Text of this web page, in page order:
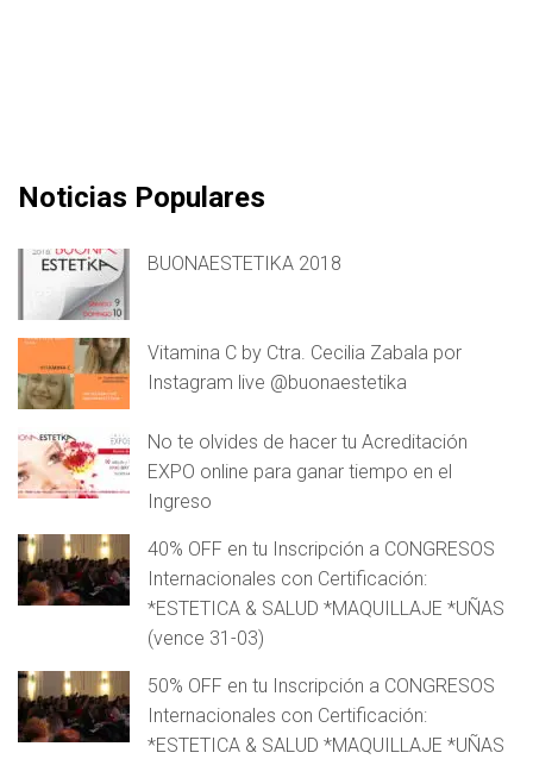
Noticias Populares
BUONAESTETIKA 2018
Vitamina C by Ctra. Cecilia Zabala por
Instagram live @buonaestetika
No te olvides de hacer tu Acreditación
EXPO online para ganar tiempo en el
Ingreso
40% OFF en tu Inscripción a CONGRESOS
Internacionales con Certificación:
*ESTETICA & SALUD *MAQUILLAJE *UÑAS
(vence 31-03)
50% OFF en tu Inscripción a CONGRESOS
Internacionales con Certificación:
*ESTETICA & SALUD *MAQUILLAJE *UÑAS